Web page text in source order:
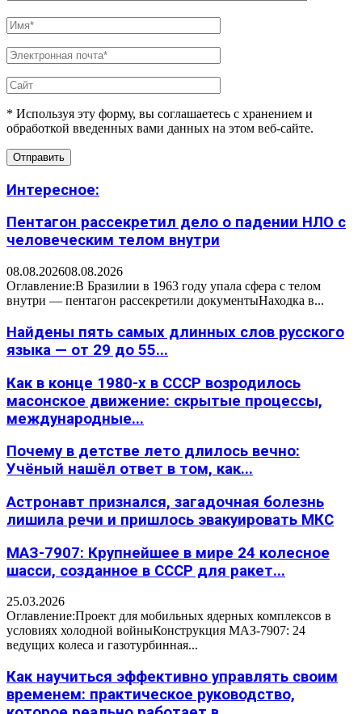
* Используя эту форму, вы соглашаетесь с хранением и
обработкой введенных вами данных на этом веб-сайте.
Интересное:
Пентагон рассекретил дело о падении НЛО с
человеческим телом внутри
08.08.202608.08.2026
Оглавление:В Бразилии в 1963 году упала сфера с телом
внутри — пентагон рассекретили документыНаходка в...
Найдены пять самых длинных слов русского
языка — от 29 до 55...
Как в конце 1980-х в СССР возродилось
масонское движение: скрытые процессы,
международные...
Почему в детстве лето длилось вечно:
Учёный нашёл ответ в том, как...
Астронавт признался, загадочная болезнь
лишила речи и пришлось эвакуировать МКС
МАЗ-7907: Крупнейшее в мире 24 колесное
шасси, созданное в СССР для ракет...
25.03.2026
Оглавление:Проект для мобильных ядерных комплексов в
условиях холодной войныКонструкция МАЗ-7907: 24
ведущих колеса и газотурбинная...
Как научиться эффективно управлять своим
временем: практическое руководство,